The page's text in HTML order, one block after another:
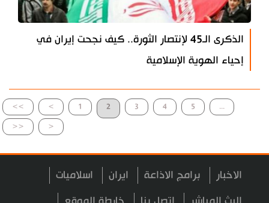
الذكرى الـ45 لإنتصار الثورة.. كيف نجحت إيران في
إحياء الهوية الإسلامية
>> > 1 2 3 4 5 ...
<
<<
الاخبار برامج الاذاعة ايران اسلاميات